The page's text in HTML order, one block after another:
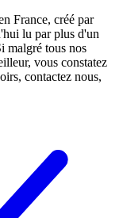
France, créé par
lu par plus d'un
malgré tous nos
vous constatez
contactez nous,